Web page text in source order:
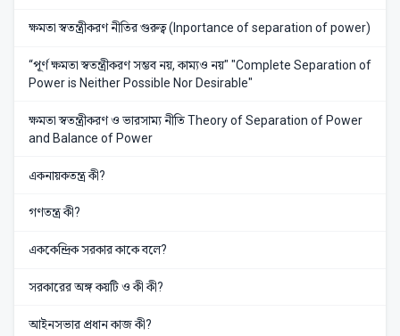
ক্ষমতা স্বতন্ত্রীকরণ নীতির গুরুত্ব (Inportance of separation of power)
“পূর্ণ ক্ষমতা স্বতন্ত্রীকরণ সম্ভব নয়, কাম্যও নয়" "Complete Separation of
Power is Neither Possible Nor Desirable"
ক্ষমতা স্বতন্ত্রীকরণ ও ভারসাম্য নীতি Theory of Separation of Power
and Balance of Power
একনায়কতন্ত্র কী?
গণতন্ত্র কী?
এককেন্দ্রিক সরকার কাকে বলে?
সরকারের অঙ্গ কয়টি ও কী কী?
আইনসভার প্রধান কাজ কী?